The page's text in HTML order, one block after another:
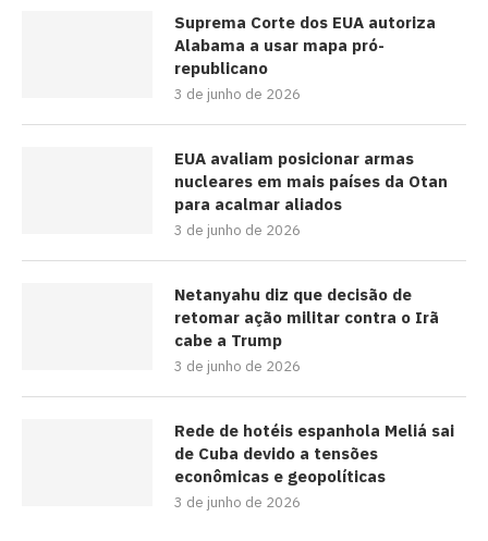
Suprema Corte dos EUA autoriza
Alabama a usar mapa pró-
republicano
3 de junho de 2026
EUA avaliam posicionar armas
nucleares em mais países da Otan
para acalmar aliados
3 de junho de 2026
Netanyahu diz que decisão de
retomar ação militar contra o Irã
cabe a Trump
3 de junho de 2026
Rede de hotéis espanhola Meliá sai
de Cuba devido a tensões
econômicas e geopolíticas
3 de junho de 2026